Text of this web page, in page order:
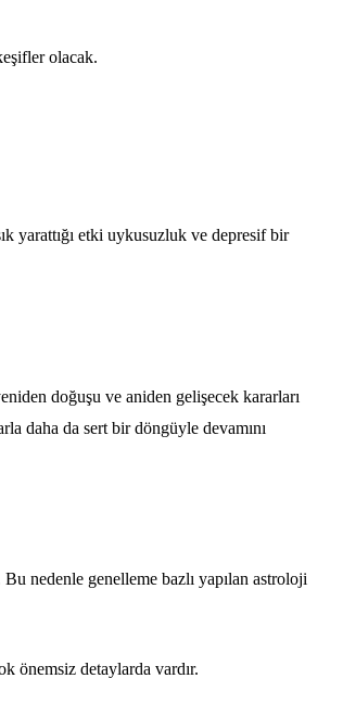
olacak.
yarattığı etki uykusuzluk ve depresif bir
doğuşu ve aniden gelişecek kararları
daha da sert bir döngüyle devamını
nedenle genelleme bazlı yapılan astroloji
önemsiz detaylarda vardır.